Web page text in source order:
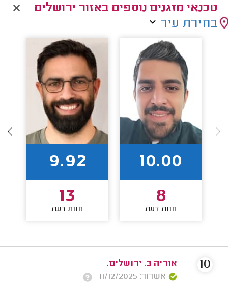
טכנאי מזגנים נוספים באזור ירושלים
בחירת עיר
10.00
8
חוות דעת
9.92
13
חוות דעת
אוריה ב. ירושלים.
אשרור: 11/12/2025
10